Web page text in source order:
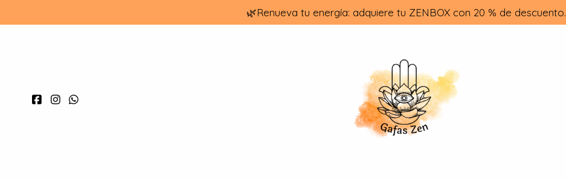
🌿Renueva tu energía: adquiere tu ZENBOX con 20 % de descuento.